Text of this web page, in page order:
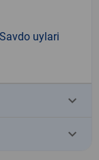
uylari
keyboard_arrow_down
keyboard_arrow_down